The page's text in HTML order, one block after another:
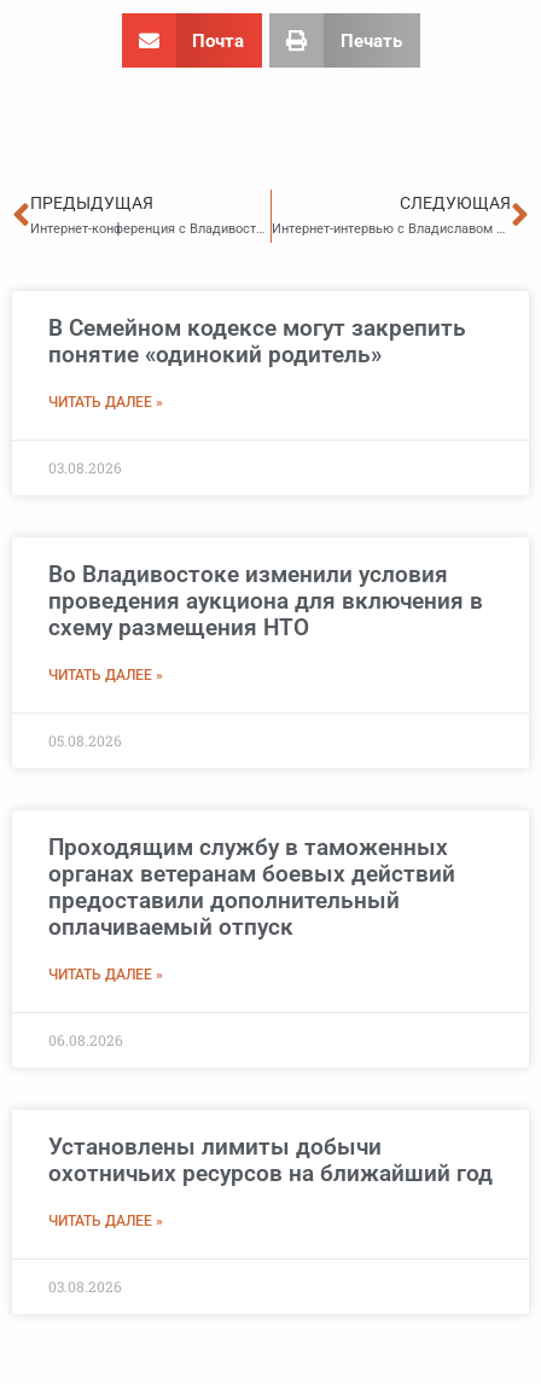
Почта Печать
Пред
ПРЕДЫДУЩАЯ
Интернет-конференция с Владивостокской межрайонной природоохранной прокуратурой на тему: «Актуальные вопросы применения природоохранного законодательства»
СЛЕДУЮЩАЯ
Интернет-интервью с Владиславом Дэгюновичем Ри — главным государственным налоговым инспектором контрольного отдела УФНС России по Приморскому краю на тему: «Порядок применения контрольно-кассовой техники с 01.01.2025»
В Семейном кодексе могут закрепить
понятие «одинокий родитель»
ЧИТАТЬ ДАЛЕЕ »
03.08.2026
Во Владивостоке изменили условия
проведения аукциона для включения в
схему размещения НТО
ЧИТАТЬ ДАЛЕЕ »
05.08.2026
Проходящим службу в таможенных
органах ветеранам боевых действий
предоставили дополнительный
оплачиваемый отпуск
ЧИТАТЬ ДАЛЕЕ »
06.08.2026
Установлены лимиты добычи
охотничьих ресурсов на ближайший год
ЧИТАТЬ ДАЛЕЕ »
03.08.2026